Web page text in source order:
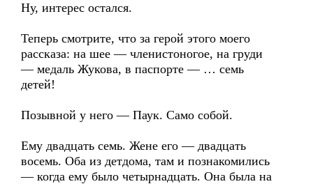
Ну, интерес остался.
Теперь смотрите, что за герой этого моего
рассказа: на шее — членистоногое, на груди
— медаль Жукова, в паспорте — … семь
детей!
Позывной у него — Паук. Само собой.
Ему двадцать семь. Жене его — двадцать
восемь. Оба из детдома, там и познакомились
— когда ему было четырнадцать. Она была на